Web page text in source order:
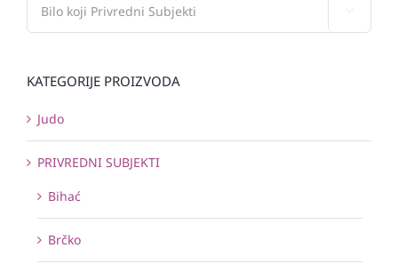
KATEGORIJE PROIZVODA
Judo
PRIVREDNI SUBJEKTI
Bihać
Brčko